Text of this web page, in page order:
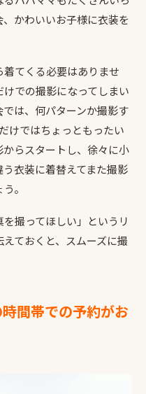
かわいいお子様に衣装を
てくる必要はありませ
での撮影になってしまい
は、何パターンか撮影す
けではちょっともったい
らスタートし、徐々に小
衣装に着替えてまた撮影
。
を撮ってほしい」というリ
ておくと、スムーズに撮
間帯での予約がお